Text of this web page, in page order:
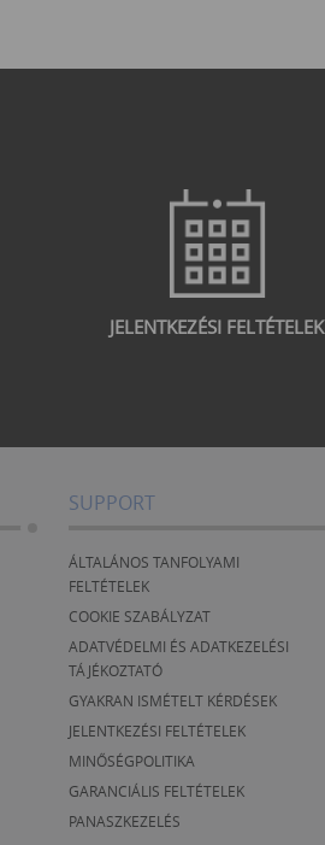
JELENTKEZÉSI FELTÉTELEK
SUPPORT
ÁLTALÁNOS TANFOLYAMI
FELTÉTELEK
COOKIE SZABÁLYZAT
ADATVÉDELMI ÉS ADATKEZELÉSI
TÁJÉKOZTATÓ
GYAKRAN ISMÉTELT KÉRDÉSEK
JELENTKEZÉSI FELTÉTELEK
MINŐSÉGPOLITIKA
GARANCIÁLIS FELTÉTELEK
PANASZKEZELÉS